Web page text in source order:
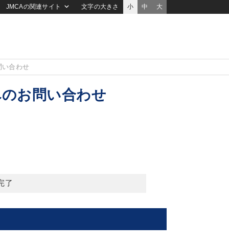
JMCAの関連サイト 文字の大きさ 小 中 大
い合わせ
お問い合わせ
了